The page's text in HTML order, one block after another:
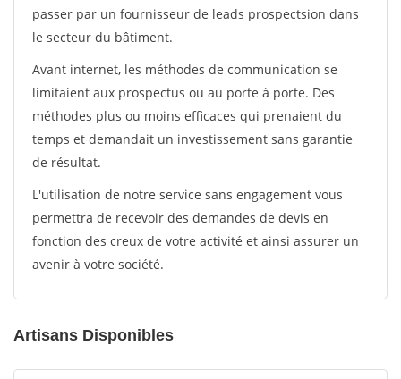
passer par un fournisseur de leads prospectsion dans
le secteur du bâtiment.
Avant internet, les méthodes de communication se
limitaient aux prospectus ou au porte à porte. Des
méthodes plus ou moins efficaces qui prenaient du
temps et demandait un investissement sans garantie
de résultat.
L'utilisation de notre service sans engagement vous
permettra de recevoir des demandes de devis en
fonction des creux de votre activité et ainsi assurer un
avenir à votre société.
Artisans Disponibles